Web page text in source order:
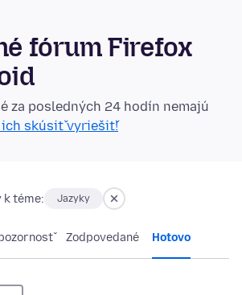
fórum Firefox
za posledných 24 hodín nemajú
ich skúsiť vyriešiť!
k téme: Jazyky
Zodpovedané Hotovo